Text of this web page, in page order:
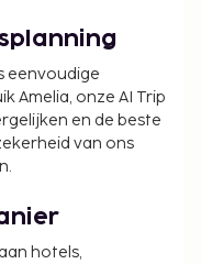
op kerstavond
inbegrepen.
is het tarief
galadiner
totaalprijs.
eenvoudige
Amelia, onze AI Trip
en de beste
van ons
hotels,